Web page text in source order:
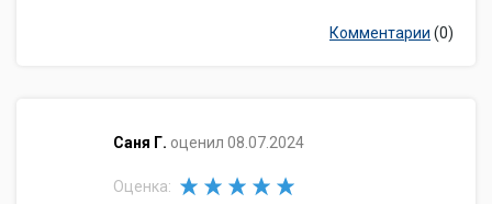
Комментарии (0)
​Саня Г. оценил 08.07.2024
Оценка: